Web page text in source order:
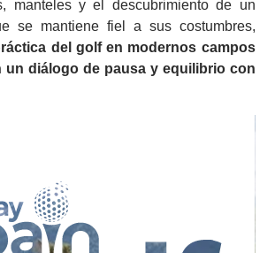
manteles y el descubrimiento de un
se mantiene fiel a sus costumbres,
del golf en modernos campos
un diálogo de pausa y equilibrio con